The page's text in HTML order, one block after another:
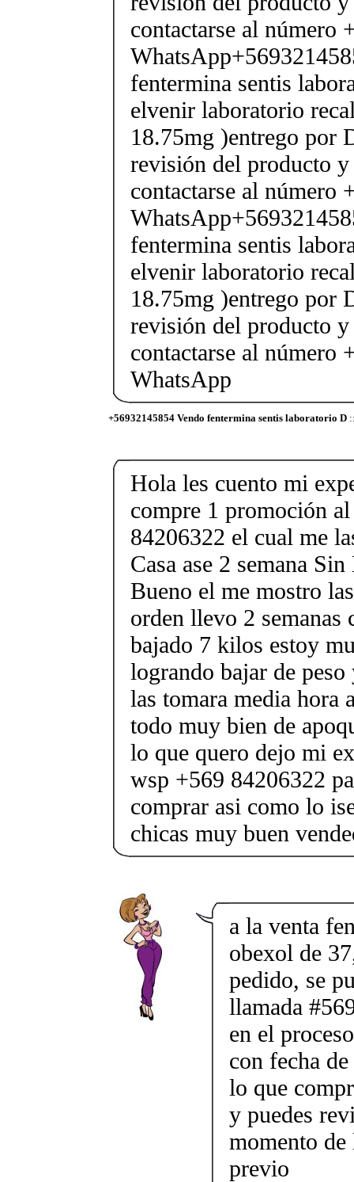
contactarse al número
fentermina sentis
elvenir laboratorio
18.75mg )entrego por
revisión del producto
contactarse al número
fentermina sentis
elvenir laboratorio
18.75mg )entrego por
revisión del producto
contactarse al número
WhatsApp
+56932145854 Vendo fentermina sentis laboratorio D::
Hola les cuento mi
compre 1 promoción
84206322 el cual me
Casa ase 2 semana
Bueno el me mostro
orden llevo 2 semanas
bajado 7 kilos estoy
logrando bajar de
las tomara media hora
todo muy bien de
lo que quero dejo mi
wsp +569 84206322
comprar asi como lo
chicas muy buen
a la venta
obexol de
pedido, se
llamada
en el
con fecha
lo que
y puedes
momento de
previo